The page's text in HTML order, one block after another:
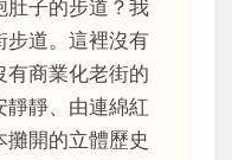
肚子的步道？我
步道。這裡沒有
有商業化老街的
靜靜、由連綿紅
開的立體歷史